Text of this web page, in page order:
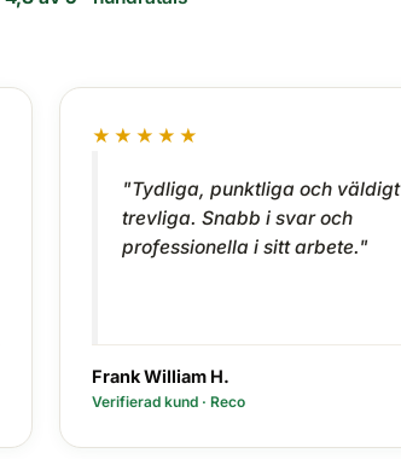
★★★★★
"Tydliga, punktliga och väldigt
trevliga. Snabb i svar och
professionella i sitt arbete."
Frank William H.
Verifierad kund · Reco